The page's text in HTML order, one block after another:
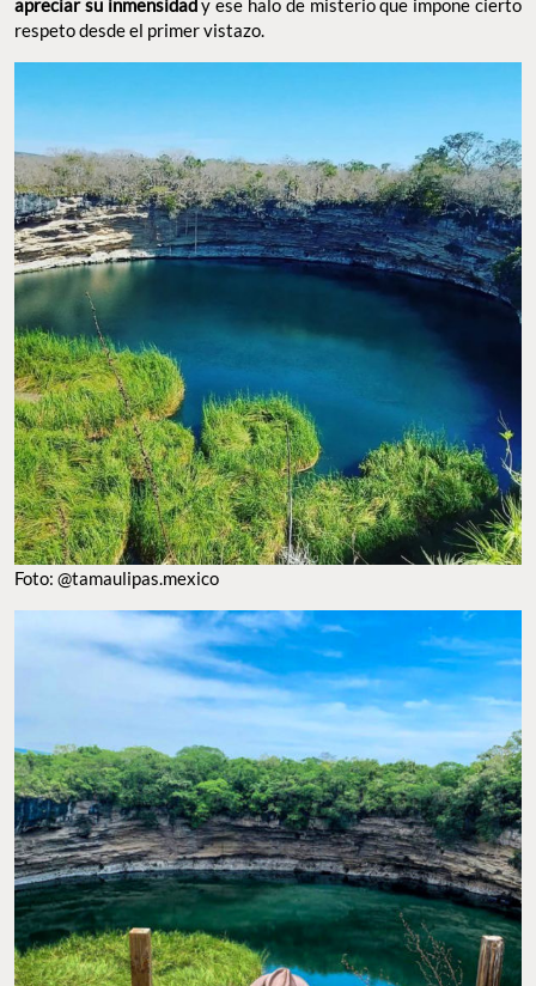
apreciar su inmensidady ese halo de misterio que impone cierto
respeto desde el primer vistazo.
Foto: @tamaulipas.mexico